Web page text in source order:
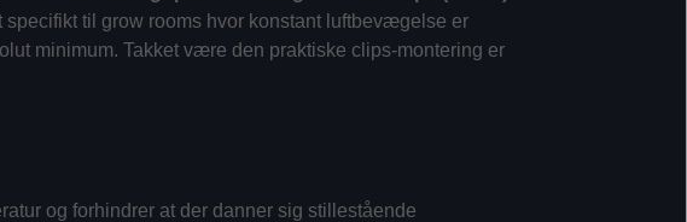
til grow rooms hvor konstant luftbevægelse er
minimum. Takket være den praktiske clips-montering er
og forhindrer at der danner sig stillestående